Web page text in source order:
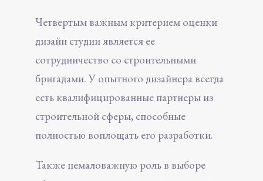
Четвертым важным критерием оценки
дизайн студии является ее
сотрудничество со строительными
бригадами. У опытного дизайнера всегда
есть квалифицированные партнеры из
строительной сферы, способные
полностью воплощать его разработки.
Также немаловажную роль в выборе